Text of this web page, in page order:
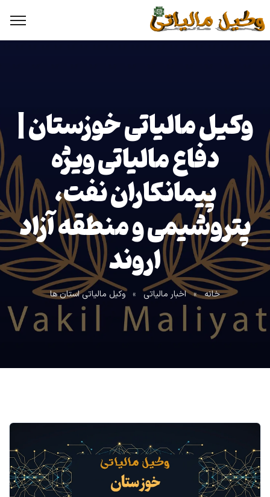
وکیل مالیاتی خوزستان |
دفاع مالیاتی ویژه
پیمانکاران نفت،
پتروشیمی و منطقه آزاد
اروند
خانه » اخبار مالیاتی » وکیل مالیاتی استان ها